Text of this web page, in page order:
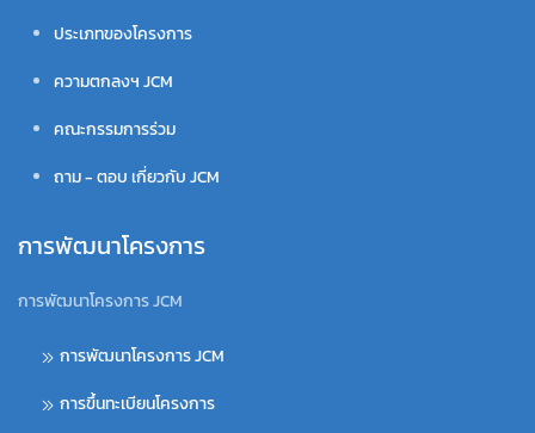
ประเภทของโครงการ
ความตกลงฯ JCM
คณะกรรมการร่วม
ถาม - ตอบ เกี่ยวกับ JCM
การพัฒนาโครงการ
การพัฒนาโครงการ JCM
การพัฒนาโครงการ JCM
การขึ้นทะเบียนโครงการ